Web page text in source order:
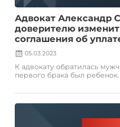
Адвокат Александр
доверителю
соглашения об
05.03.2023
К адвокату обратилась
первого брака был ребенок.